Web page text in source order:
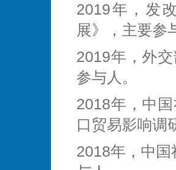
2019年，发
展》，主要参
2019年，外
参与人。
2018年，中
口贸易影响调
2018年，中